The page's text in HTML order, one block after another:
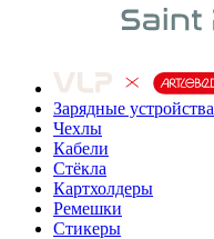
Зарядные устройства
Чехлы
Кабели
Cтёкла
Картхолдеры
Ремешки
Стикеры